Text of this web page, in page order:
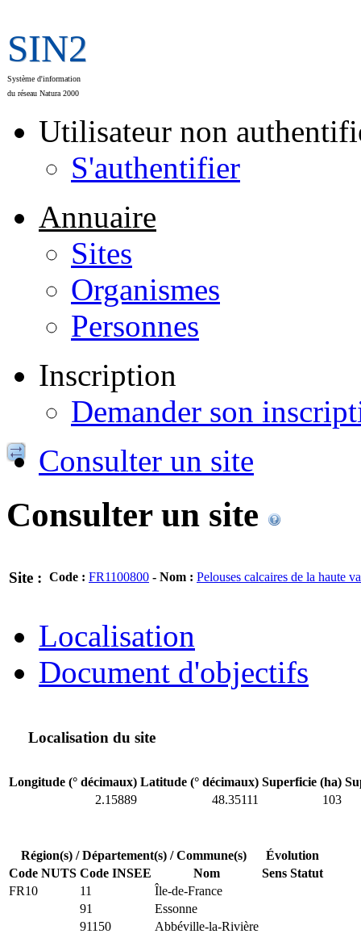
SIN2
Système d'information
du réseau Natura 2000
Utilisateur non
S'authentifier
Annuaire
Sites
Organismes
Personnes
Inscription
Demander son
Consulter un site
Consulter un site
Site : Code : FR1100800 - Nom : Pelouses calcaires de la haute
Localisation
Document d'objectifs
Localisation du site
Longitude (° décimaux) Latitude (° décimaux) Superficie (ha)
2.15889
48.35111 103
Région(s) / Département(s) / Commune(s)
Évolution
Code NUTS Code INSEE Nom Sens Statut
FR10
11
Île-de-France
91
Essonne
91150
Abbéville-la-Rivière